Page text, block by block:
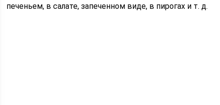
печеньем, в салате, запеченном виде, в пирогах и т. д.